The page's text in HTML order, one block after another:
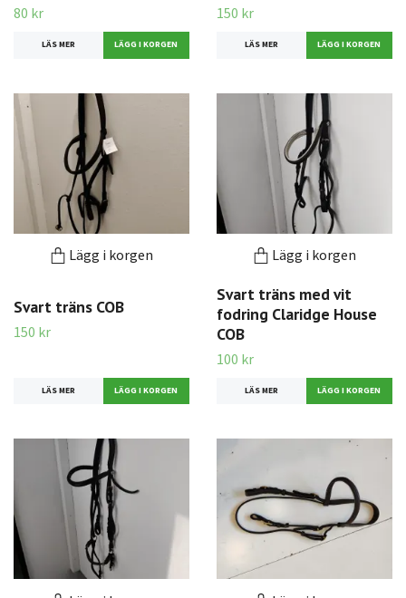
80 kr
LÄS MER
150 kr
LÄS MER
Lägg i korgen
Svart träns COB
150 kr
LÄS MER
Lägg i korgen
Svart träns med vit
fodring Claridge House
COB
100 kr
LÄS MER